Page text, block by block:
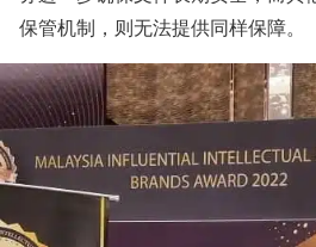
保管机制，则无法提供同样保障。